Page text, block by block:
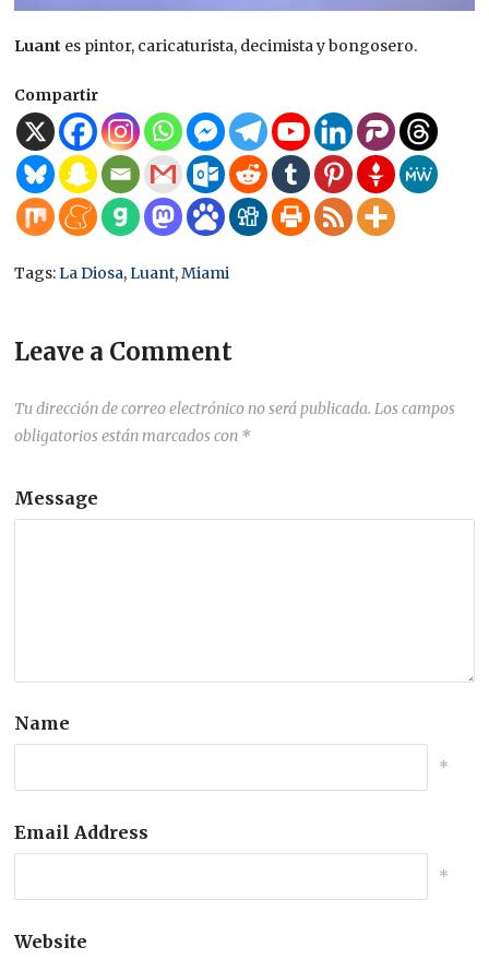
Luant es pintor, caricaturista, decimista y bongosero.
Compartir
Tags:La Diosa,Luant,Miami
Leave a Comment
Tu dirección de correo electrónico no será publicada. Los campos
obligatorios están marcados con *
Message
Name
*
Email Address
*
Website